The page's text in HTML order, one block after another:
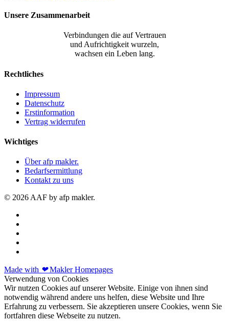
Unsere Zusammenarbeit
Verbindungen die auf Vertrauen
und Aufrichtigkeit wurzeln,
wachsen ein Leben lang.
Rechtliches
Impressum
Datenschutz
Erstinformation
Vertrag widerrufen
Wichtiges
Über afp makler.
Bedarfsermittlung
Kontakt zu uns
© 2026 AAF by afp makler.
Made with ❤Makler Homepages
Verwendung von Cookies
Wir nutzen Cookies auf unserer Website. Einige von ihnen sind
notwendig während andere uns helfen, diese Website und Ihre
Erfahrung zu verbessern. Sie akzeptieren unsere Cookies, wenn Sie
fortfahren diese Webseite zu nutzen.